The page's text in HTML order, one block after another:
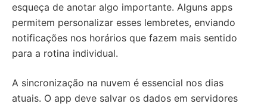
esqueça de anotar algo importante. Alguns apps
permitem personalizar esses lembretes, enviando
notificações nos horários que fazem mais sentido
para a rotina individual.
A sincronização na nuvem é essencial nos dias
atuais. O app deve salvar os dados em servidores